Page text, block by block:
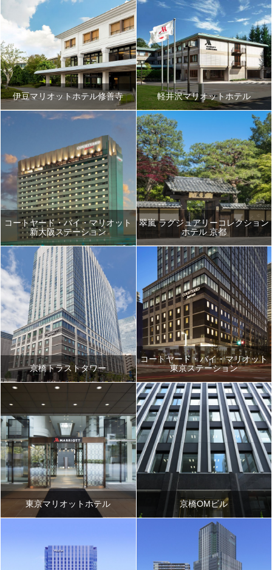
伊豆マリオットホテル修善寺 軽井沢マリオットホテル
コートヤード・バイ・マリオット
新大阪ステーション
翠嵐 ラグジュアリーコレクション
ホテル 京都
京橋トラストタワー
コートヤード・バイ・マリオット
東京ステーション
東京マリオットホテル 京橋OMビル